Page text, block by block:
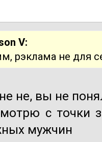
V:
рэклама не для
не, вы не
с точки
мужчин